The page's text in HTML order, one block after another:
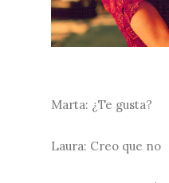
Marta: ¿Te gusta?
Laura: Creo que no